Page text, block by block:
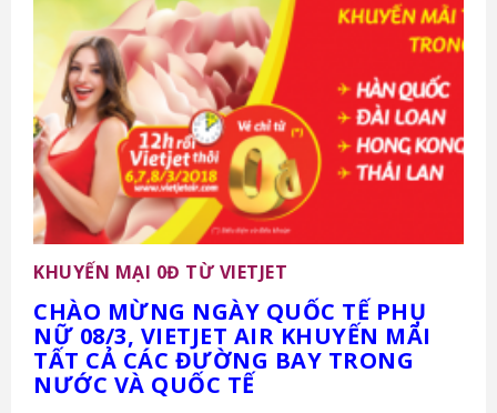
KHUYẾN MẠI 0Đ TỪ VIETJET
CHÀO MỪNG NGÀY QUỐC TẾ PHỤ
NỮ 08/3, VIETJET AIR KHUYẾN MÃI
TẤT CẢ CÁC ĐƯỜNG BAY TRONG
NƯỚC VÀ QUỐC TẾ